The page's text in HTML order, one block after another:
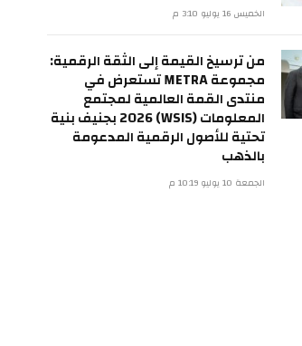
الخميس 16 يوليو 3:10 م
من ترسيخ القيمة إلى الثقة الرقمية:
مجموعة METRA تستعرض في
منتدى القمة العالمية لمجتمع
المعلومات (WSIS) 2026 بجنيف بنية
تحتية للأصول الرقمية المدعومة
بالذهب
الجمعة 10 يوليو 10:19 م